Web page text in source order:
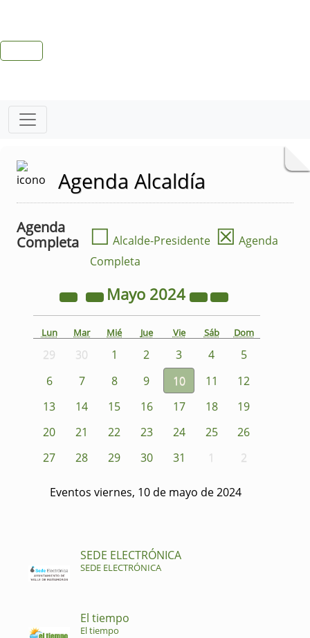
Agenda Alcaldía
Agenda
Completa
☐ Alcalde-Presidente ☒ Agenda
Completa
Mayo 2024
Lun Mar Mié Jue Vie Sáb Dom
29 30 1 2 3 4
5
6
7 8 9 10 11
12
13
14 15 16 17 18
19
20
21 22 23 24 25
26
27
28 29 30 31 1 2
Eventos viernes, 10 de mayo de 2024
SEDE ELECTRÓNICA
SEDE ELECTRÓNICA
El tiempo
El tiempo